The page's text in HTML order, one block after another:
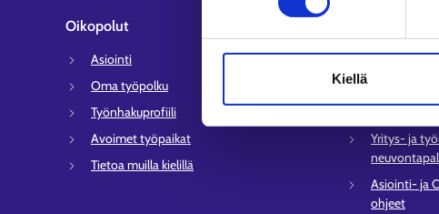
Kiellä
Oikopolut
Asiointi
Oma työpolku
Työnhakuprofiili
Avoimet työpaikat
Tietoa muilla kielillä
Yritys- ja
Asiointi- ja
ohjeet